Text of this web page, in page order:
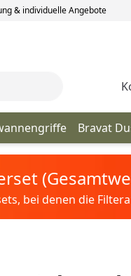
& individuelle Angebote
Bravat
bei denen die